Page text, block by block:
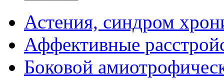
Астения, синдром
Аффективные
Боковой